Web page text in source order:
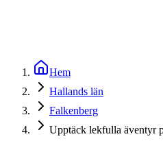
Hem
Hallands län
Falkenberg
Upptäck lekfulla äventyr